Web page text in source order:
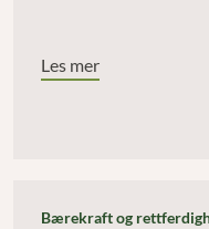
Les mer
Bærekraft og